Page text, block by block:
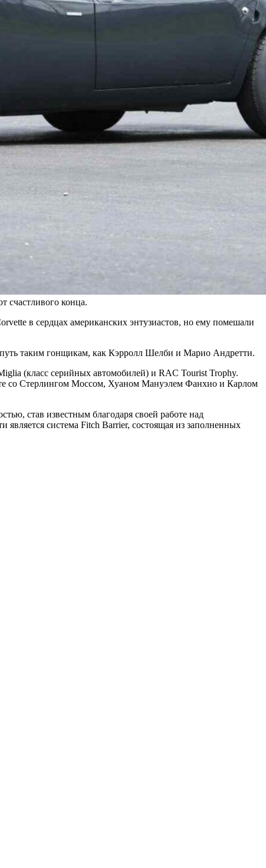
счастливого конца.
в сердцах американских энтузиастов, но ему помешали
таким гонщикам, как Кэрролл Шелби и Марио Андретти.
(класс серийных автомобилей) и RAC Tourist Trophy.
со Стерлингом Моссом, Хуаном Мануэлем Фанхио и Карлом
став известным благодаря своей работе над
система Fitch Barrier, состоящая из заполненных